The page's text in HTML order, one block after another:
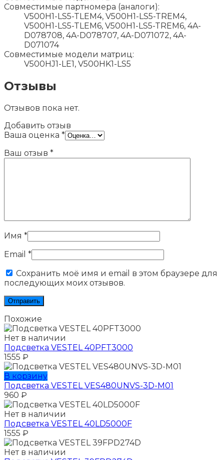
Совместимые партномера (аналоги):
V500H1-LS5-TLEM4, V500H1-LS5-TREM4,
V500H1-LS5-TLEM6, V500H1-LS5-TREM6, 4A-
D078708, 4A-D078707, 4A-D071072, 4A-
D071074
Совместимые модели матриц:
V500HJ1-LE1, V500HK1-LS5
Отзывы
Отзывов пока нет.
Добавить отзыв
Ваша оценка *
Ваш отзыв *
Имя *
Email *
Сохранить моё имя и email в этом браузере для
последующих моих отзывов.
Похожие
Нет в наличии
Подсветка VESTEL 40PFT3000
1555 ₽
В корзину
Подсветка VESTEL VES480UNVS-3D-M01
960 ₽
Нет в наличии
Подсветка VESTEL 40LD5000F
1555 ₽
Нет в наличии